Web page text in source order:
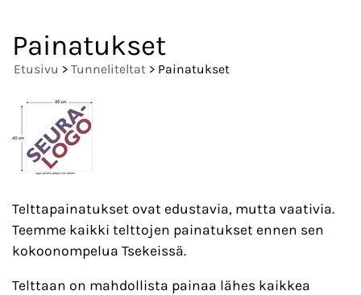
Painatukset
Etusivu > Tunneliteltat > Painatukset
Telttapainatukset ovat edustavia, mutta vaativia.
Teemme kaikki telttojen painatukset ennen sen
kokoonompelua Tsekeissä.
Telttaan on mahdollista painaa lähes kaikkea